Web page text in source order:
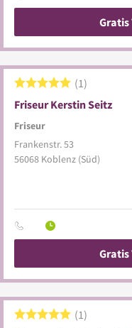
Gratis
Friseur Kerstin Seitz
Friseur
1
Frankenstr. 53
56068 Koblenz (Süd)
Gratis
1